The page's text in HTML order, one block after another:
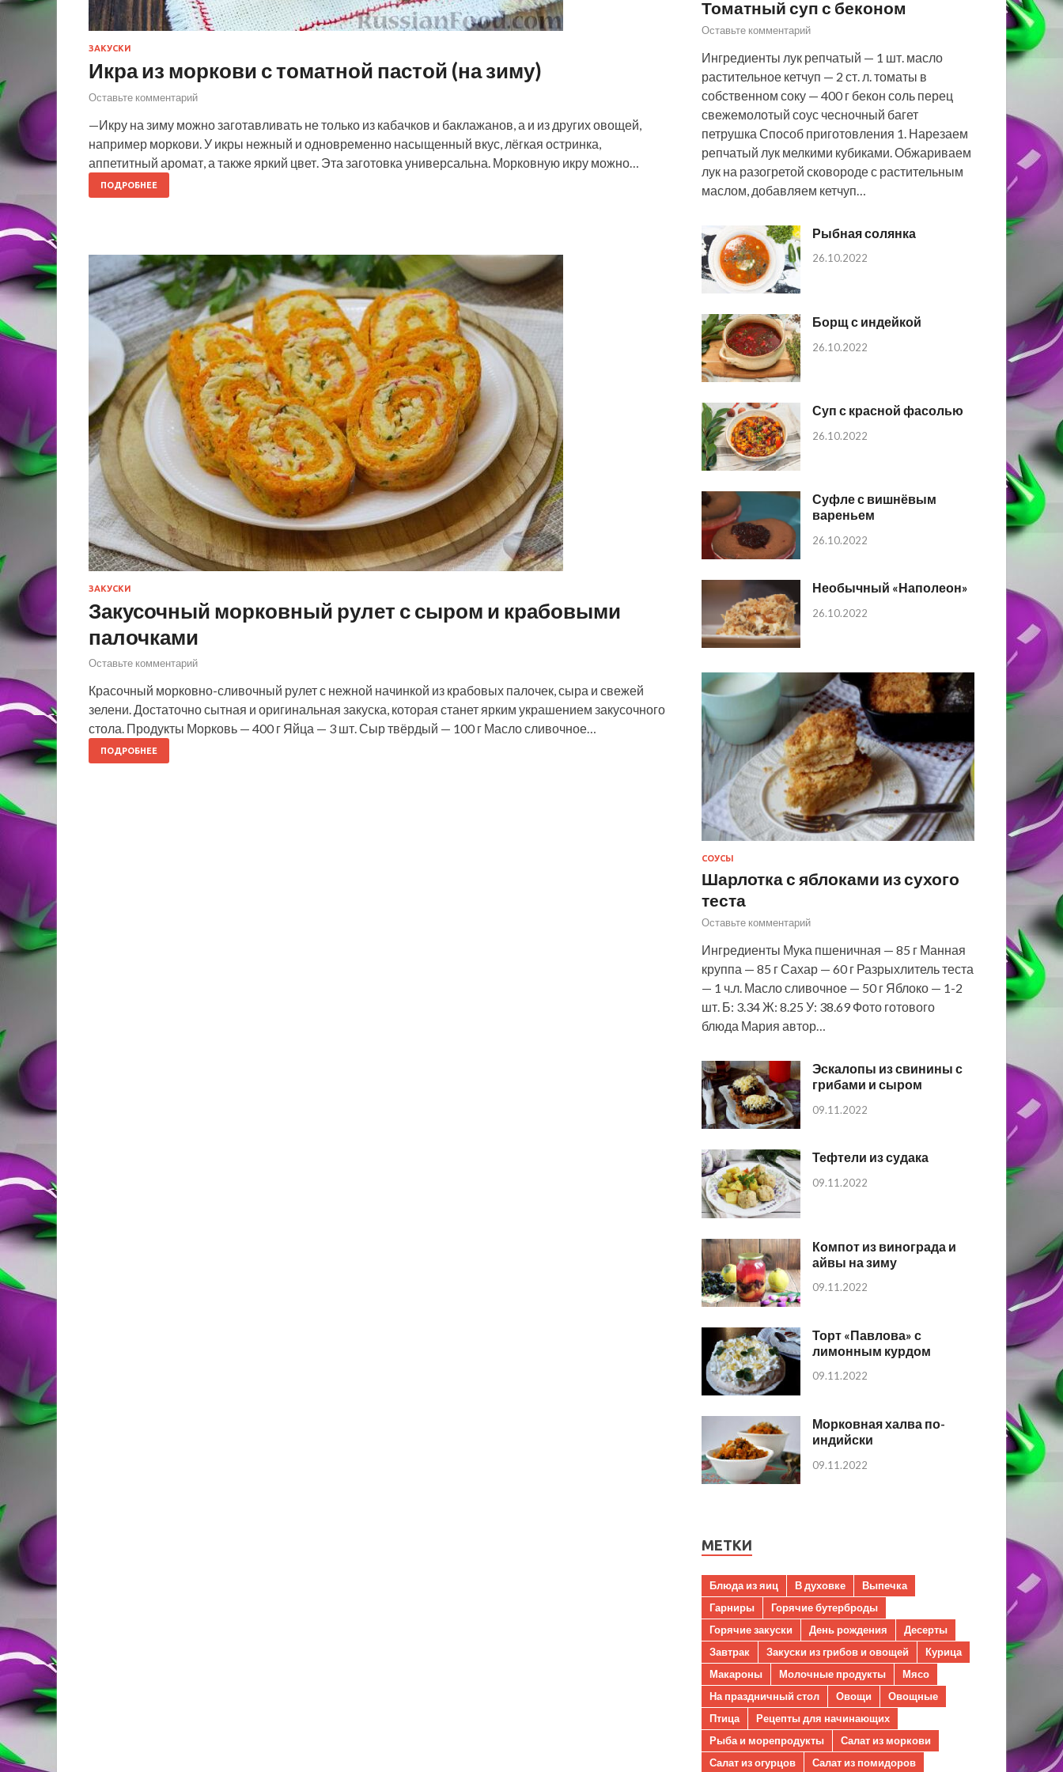
ЗАКУСКИ
Икра из моркови с томатной пастой (на зиму)
Оставьте комментарий
—Икру на зиму можно заготавливать не только из кабачков и баклажанов, а и из других овощей,
например моркови. У икры нежный и одновременно насыщенный вкус, лёгкая остринка,
аппетитный аромат, а также яркий цвет. Эта заготовка универсальна. Морковную икру можно…
ПОДРОБНЕЕ
ЗАКУСКИ
Закусочный морковный рулет с сыром и крабовыми
палочками
Оставьте комментарий
Красочный морковно-сливочный рулет с нежной начинкой из крабовых палочек, сыра и свежей
зелени. Достаточно сытная и оригинальная закуска, которая станет ярким украшением закусочного
стола. Продукты Морковь — 400 г Яйца — 3 шт. Сыр твёрдый — 100 г Масло сливочное…
ПОДРОБНЕЕ
Томатный суп с беконом
Оставьте комментарий
Ингредиенты лук репчатый — 1 шт. масло
растительное кетчуп — 2 ст. л. томаты в
собственном соку — 400 г бекон соль перец
свежемолотый соус чесночный багет
петрушка Способ приготовления 1. Нарезаем
репчатый лук мелкими кубиками. Обжариваем
лук на разогретой сковороде с растительным
маслом, добавляем кетчуп…
Рыбная солянка
26.10.2022
Борщ с индейкой
26.10.2022
Суп с красной фасолью
26.10.2022
Суфле с вишнёвым
вареньем
26.10.2022
Необычный «Наполеон»
26.10.2022
СОУСЫ
Шарлотка с яблоками из сухого
теста
Оставьте комментарий
Ингредиенты Мука пшеничная — 85 г Манная
круппа — 85 г Сахар — 60 г Разрыхлитель теста
— 1 ч.л. Масло сливочное — 50 г Яблоко — 1-2
шт. Б: 3.34 Ж: 8.25 У: 38.69 Фото готового
блюда Мария автор…
Эскалопы из свинины с
грибами и сыром
09.11.2022
Тефтели из судака
09.11.2022
Компот из винограда и
айвы на зиму
09.11.2022
Торт «Павлова» с
лимонным курдом
09.11.2022
Морковная халва по-
индийски
09.11.2022
МЕТКИ
Блюда из яиц В духовке
Выпечка
Гарниры
Горячие бутерброды
Горячие закуски
День рождения
Десерты
Завтрак
Закуски из грибов и овощей
Курица
Макароны
Молочные продукты
Мясо
На праздничный стол
Овощи
Овощные
Птица
Рецепты для начинающих
Рыба и морепродукты
Салат из моркови
Салат из огурцов
Салат из помидоров